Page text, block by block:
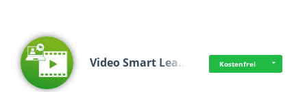
Video Smart Lea… Kostenfrei